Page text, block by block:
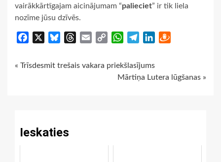
vairākkārtīgajam aicinājumam “palieciet” ir tik liela
nozīme jūsu dzīvēs.
Facebook BlueskyThreads
Email
Copy
WhatsApp
TelegramLinkedIn
Continue
« Trīsdesmit trešais vakara priekšlasījums
Mārtiņa Lutera lūgšanas »
Ieskaties